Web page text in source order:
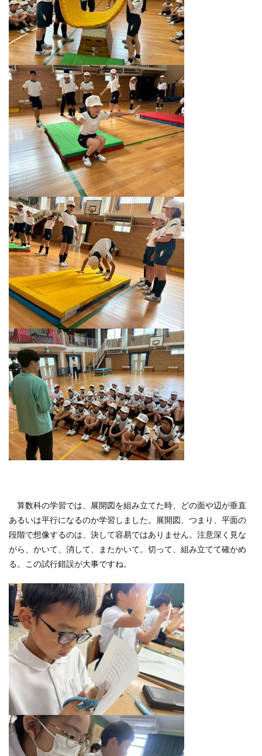
算数科の学習では、展開図を組み立てた時、どの面や辺が垂直
あるいは平行になるのか学習しました。展開図、つまり、平面の
段階で想像するのは、決して容易ではありません。注意深く見な
がら、かいて、消して、またかいて。切って、組み立てて確かめ
る。この試行錯誤が大事ですね。